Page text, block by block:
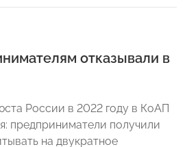
отказывали в
России в 2022 году в КоАП
предприниматели получили
на двукратное